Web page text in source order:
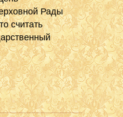
Рады
считать